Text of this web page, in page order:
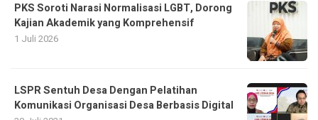
PKS Soroti Narasi Normalisasi LGBT, Dorong
Kajian Akademik yang Komprehensif
1 Juli 2026
LSPR Sentuh Desa Dengan Pelatihan
Komunikasi Organisasi Desa Berbasis Digital